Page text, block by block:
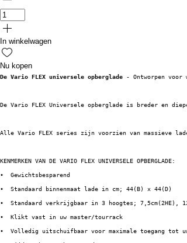
In winkelwagen
Nu kopen
De Vario FLEX universele opberglade - Ontworpen voor
De Vario FLEX Universele opberglade is breder en
Alle Vario FLEX series zijn voorzien van massieve
KENMERKEN VAN DE VARIO FLEX UNIVERSELE OPBERGLADE:
•  Gewichtsbesparend
•  Standaard binnenmaat lade in cm; 44(B) x 44(D)
•  Standaard verkrijgbaar in 3 hoogtes; 7,5cm(2HE),
•  Klikt vast in uw master/tourrack
•  Volledig uitschuifbaar voor maximale toegang tot